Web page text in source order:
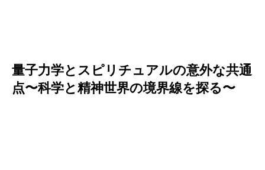
量子力学とスピリチュアルの意外な共通
点〜科学と精神世界の境界線を探る〜